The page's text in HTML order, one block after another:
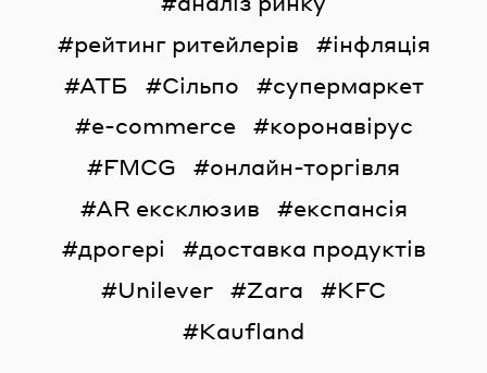
рейтинг ритейлерів
інфляція
АТБ
Сільпо
супермаркет
e-commerce
коронавірус
FMCG
онлайн-торгівля
AR ексклюзив
експансія
дрогері
доставка продуктів
Unilever
Zara
KFC
Kaufland